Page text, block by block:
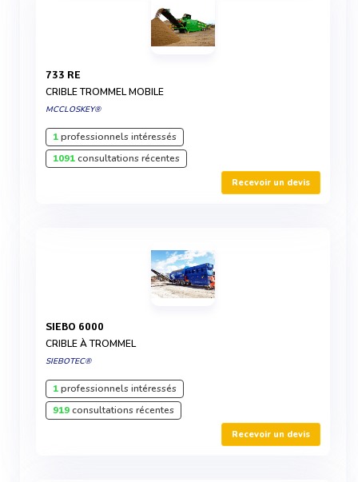
733 RE
CRIBLE TROMMEL MOBILE
MCCLOSKEY®
1professionnels intéressés
1091consultations récentes
Recevoir un devis
SIEBO 6000
CRIBLE À TROMMEL
SIEBOTEC®
1professionnels intéressés
919consultations récentes
Recevoir un devis